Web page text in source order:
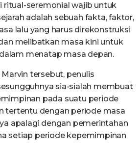
ritual-seremonial wajib untuk
adalah sebuah fakta, faktor,
lalu yang harus direkonstruksi
melibatkan masa kini untuk
menatap masa depan.
tersebut, penulis
sia-sialah membuat
pada suatu periode
tertentu dengan periode masa
apalagi dengan pemerintahan
setiap periode kepemimpinan